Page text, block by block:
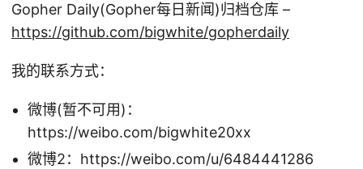
Gopher Daily(Gopher每日新闻)归档仓库 –
https://github.com/bigwhite/gopherdaily
我的联系方式：
微博(暂不可用)：
https://weibo.com/bigwhite20xx
微博2：https://weibo.com/u/6484441286